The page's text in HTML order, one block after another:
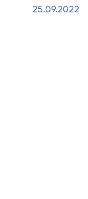
25.09.2022